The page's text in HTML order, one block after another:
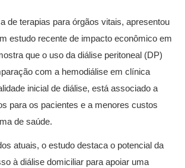
de terapias para órgãos vitais, apresentou
estudo recente de impacto econômico em
que o uso da diálise peritoneal (DP)
com a hemodiálise em clínica
inicial de diálise, está associado a
para os pacientes e a menores custos
de saúde.
atuais, o estudo destaca o potencial da
à diálise domiciliar para apoiar uma